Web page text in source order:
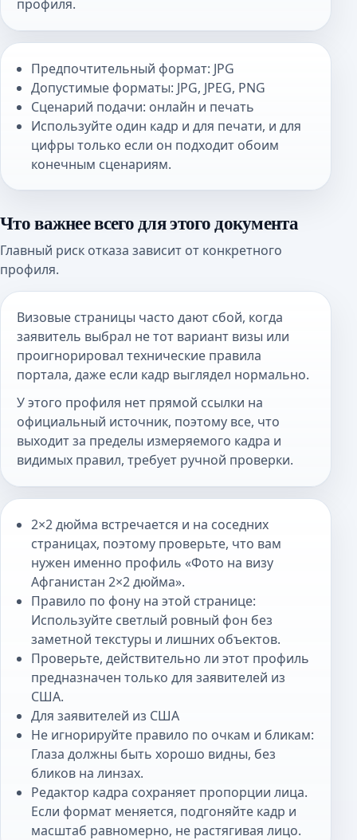
профиля.
Предпочтительный формат: JPG
Допустимые форматы: JPG, JPEG, PNG
Сценарий подачи: онлайн и печать
Используйте один кадр и для печати, и для
цифры только если он подходит обоим
конечным сценариям.
Что важнее всего для этого документа
Главный риск отказа зависит от конкретного
профиля.
Визовые страницы часто дают сбой, когда
заявитель выбрал не тот вариант визы или
проигнорировал технические правила
портала, даже если кадр выглядел нормально.
У этого профиля нет прямой ссылки на
официальный источник, поэтому все, что
выходит за пределы измеряемого кадра и
видимых правил, требует ручной проверки.
2×2 дюйма встречается и на соседних
страницах, поэтому проверьте, что вам
нужен именно профиль «Фото на визу
Афганистан 2×2 дюйма».
Правило по фону на этой странице:
Используйте светлый ровный фон без
заметной текстуры и лишних объектов.
Проверьте, действительно ли этот профиль
предназначен только для заявителей из
США.
Для заявителей из США
Не игнорируйте правило по очкам и бликам:
Глаза должны быть хорошо видны, без
бликов на линзах.
Редактор кадра сохраняет пропорции лица.
Если формат меняется, подгоняйте кадр и
масштаб равномерно, не растягивая лицо.